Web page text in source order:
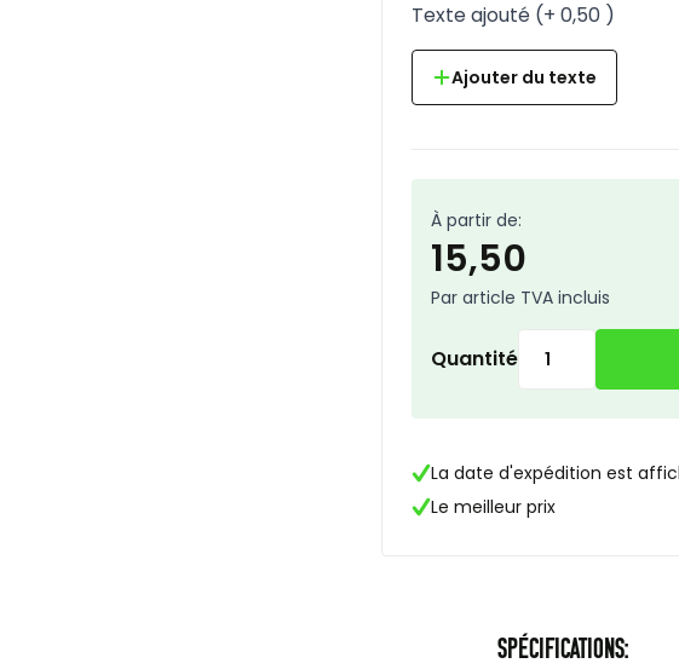
Texte ajouté (+ 0,50 )
Ajouter du texte
À partir de:
15,50
Par article TVA incluis
Quantité
La date d'expédition est
Le meilleur prix
SPÉCIFICATIONS: